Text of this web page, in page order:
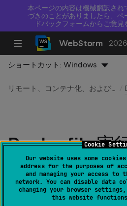
Cookie
Our website uses some
address for the purposes of
and managing your access to
network. You can disable data
changing your browser
this website
本ページの内容は機械翻訳され
づきのことがありましたら、ペ
ドバックフォームからご意見
WebStorm
ショートカット:Windows
リモート、コンテナ化、およびクラウドベースの開発環境
Dockerfile 実
最終更新日： 2026 年 7 月 14 日
実行 | 実行構成の編集 |